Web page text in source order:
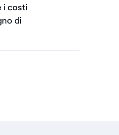
i costi
di